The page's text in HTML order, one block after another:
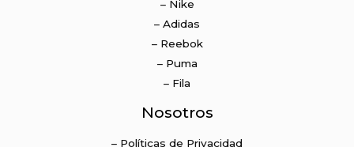
– Nike
– Adidas
– Reebok
– Puma
– Fila
Nosotros
– Políticas de Privacidad